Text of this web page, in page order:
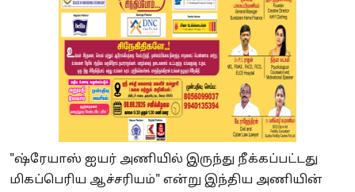
"ஷ்ரேயாஸ் ஐயர் அணியில் இருந்து நீக்கப்பட்டது
மிகப்பெரிய ஆச்சரியம்" என்று இந்திய அணியின்